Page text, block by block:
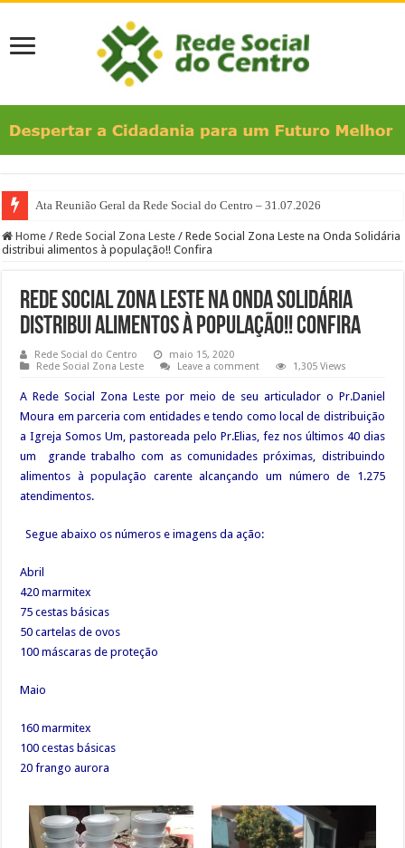
Ata Reunião Geral da Rede Social do Centro – 31.07.2026
Home / Rede Social Zona Leste / Rede Social Zona Leste na Onda Solidária
distribui alimentos à população!! Confira
Rede Social Zona Leste na Onda Solidária
distribui alimentos à população!! Confira
Rede Social do Centro
maio 15, 2020
Rede Social Zona Leste
Leave a comment 1,305 Views
A Rede Social Zona Leste por meio de seu articulador o Pr.Daniel
Moura em parceria com entidades e tendo como local de distribuição
a Igreja Somos Um, pastoreada pelo Pr.Elias, fez nos últimos 40 dias
um grande trabalho com as comunidades próximas, distribuindo
alimentos à população carente alcançando um número de 1.275
atendimentos.
Segue abaixo os números e imagens da ação:
Abril
420 marmitex
75 cestas básicas
50 cartelas de ovos
100 máscaras de proteção
Maio
160 marmitex
100 cestas básicas
20 frango aurora